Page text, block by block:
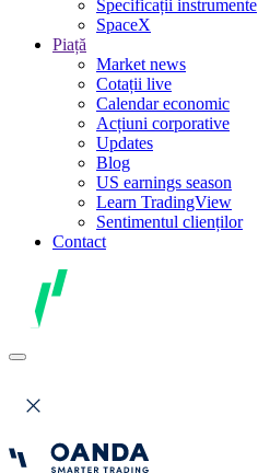
Specificații instrumente
SpaceX
Piață
Market news
Cotații live
Calendar economic
Acțiuni corporative
Updates
Blog
US earnings season
Learn TradingView
Sentimentul clienților
Contact